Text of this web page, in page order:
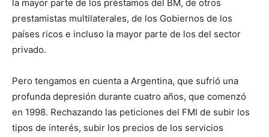
la mayor parte de los préstamos del BM, de otros
prestamistas multilaterales, de los Gobiernos de los
países ricos e incluso la mayor parte de los del sector
privado.
Pero tengamos en cuenta a Argentina, que sufrió una
profunda depresión durante cuatro años, que comenzó
en 1998. Rechazando las peticiones del FMI de subir los
tipos de interés, subir los precios de los servicios